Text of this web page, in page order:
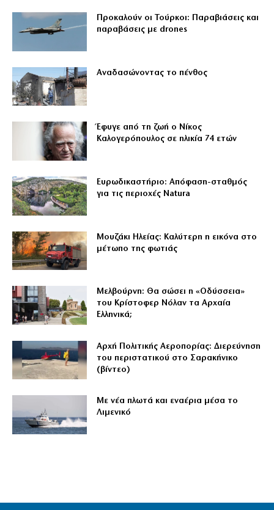
Προκαλούν οι Τούρκοι: Παραβιάσεις και
παραβάσεις με drones
Αναδασώνοντας το πένθος
Έφυγε από τη ζωή ο Νίκος
Καλογερόπουλος σε ηλικία 74 ετών
Ευρωδικαστήριο: Απόφαση-σταθμός
για τις περιοχές Natura
Μουζάκι Ηλείας: Καλύτερη η εικόνα στο
μέτωπο της φωτιάς
Μελβούρνη: Θα σώσει η «Οδύσσεια»
του Κρίστοφερ Νόλαν τα Αρχαία
Ελληνικά;
Αρχή Πολιτικής Αεροπορίας: Διερεύνηση
του περιστατικού στο Σαρακήνικο
(βίντεο)
Με νέα πλωτά και εναέρια μέσα το
Λιμενικό